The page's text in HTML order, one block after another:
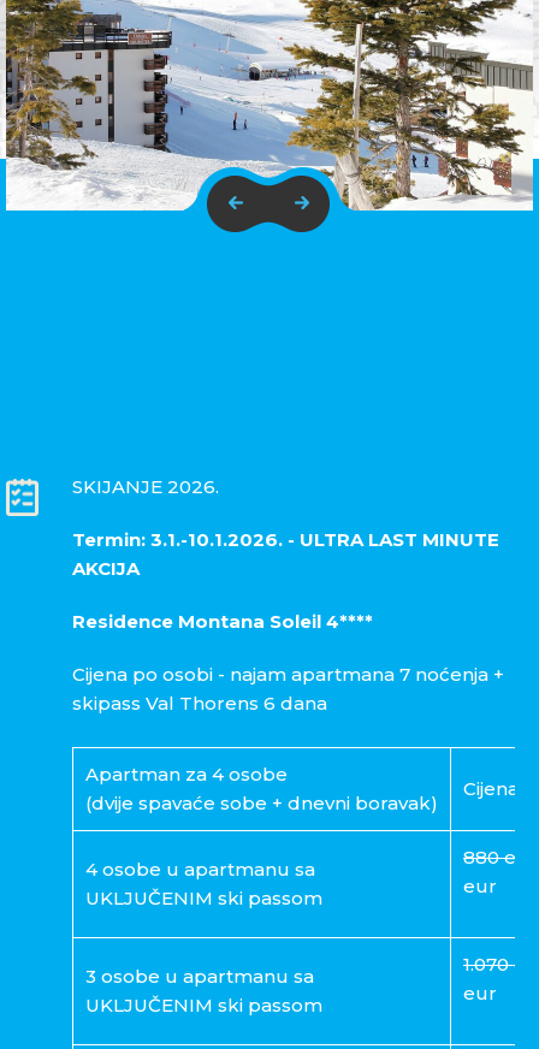
SKIJANJE 2026.
Termin: 3.1.-10.1.2026. - ULTRA LAST MINUTE
AKCIJA
Residence Montana Soleil 4****
Cijena po osobi - najam apartmana 7 noćenja +
skipass Val Thorens 6 dana
Apartman za 4 osobe
(dvije spavaće sobe + dnevni boravak)
Cijena
4 osobe u apartmanu sa
UKLJUČENIM ski passom
880 eur
eur
3 osobe u apartmanu sa
UKLJUČENIM ski passom
1.070
eur